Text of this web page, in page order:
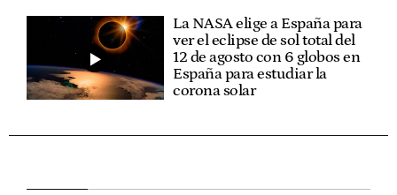
La NASA elige a España para
ver el eclipse de sol total del
12 de agosto con 6 globos en
España para estudiar la
corona solar